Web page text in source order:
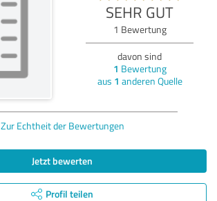
SEHR GUT
1 Bewertung
davon sind
1 Bewertung
aus 1 anderen Quelle
Zur Echtheit der Bewertungen
Jetzt bewerten
Profil teilen